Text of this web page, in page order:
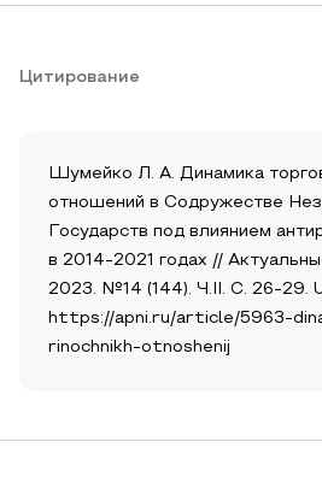
Цитирование
Шумейко Л. А. Динамика
отношений в Содружестве
Государств под влиянием
в 2014-2021 годах //
2023. №14 (144). Ч.II. С. 26-29.
https://apni.ru/article/5963-
rinochnikh-otnoshenij